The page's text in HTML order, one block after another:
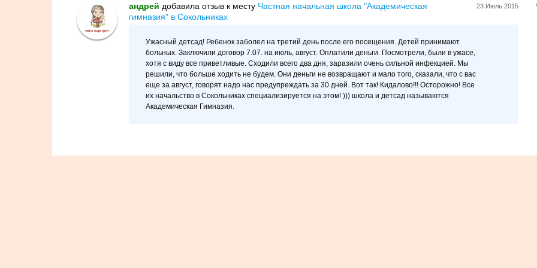
23 Июль 2015
андрей добавилa отзыв к месту Частная начальная школа "Академическая
гимназия" в Сокольниках
Ужасный детсад! Ребенок заболел на третий день после его посещения. Детей принимают
больных. Заключили договор 7.07. на июль, август. Оплатили деньги. Посмотрели, были в ужасе,
хотя с виду все приветливые. Сходили всего два дня, заразили очень сильной инфекцией. Мы
решили, что больше ходить не будем. Они деньги не возвращают и мало того, сказали, что с вас
еще за август, говорят надо нас предупреждать за 30 дней. Вот так! Кидалово!!! Осторожно! Все
их начальство в Сокольниках специализируется на этом! ))) школа и детсад называются
Академическая Гимназия.